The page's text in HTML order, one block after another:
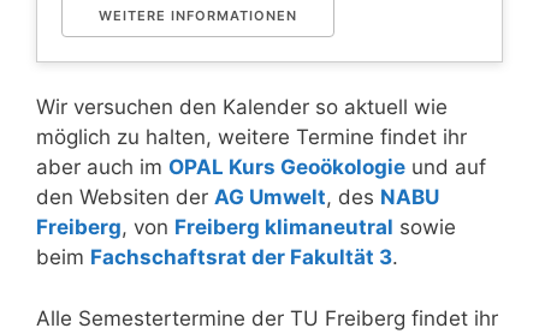
WEITERE INFORMATIONEN
Wir versuchen den Kalender so aktuell wie
möglich zu halten, weitere Termine findet ihr
aber auch im OPAL Kurs Geoökologie und auf
den Websiten der AG Umwelt, des NABU
Freiberg, von Freiberg klimaneutral sowie
beim Fachschaftsrat der Fakultät 3.
Alle Semestertermine der TU Freiberg findet ihr